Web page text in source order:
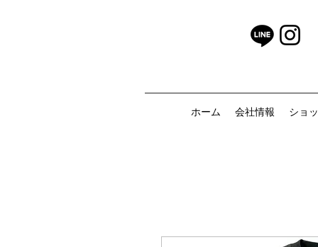
ホーム 会社情報 ショ